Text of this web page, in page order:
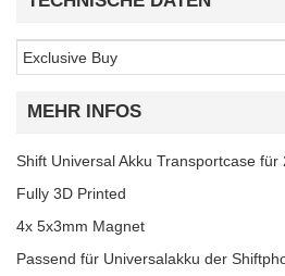
Exclusive Buy
MEHR INFOS
Shift Universal Akku Transportcase für
Fully 3D Printed
4x 5x3mm Magnet
Passend für Universalakku der